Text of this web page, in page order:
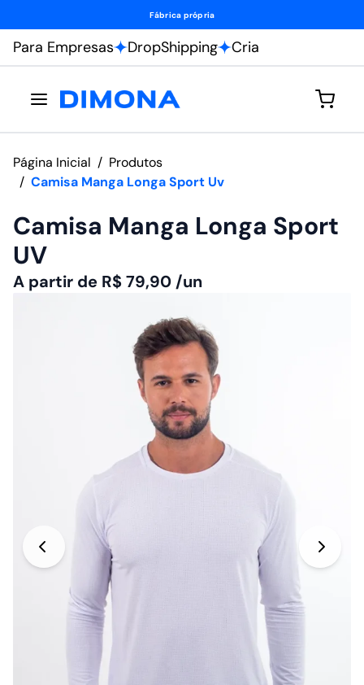
Fábrica própria
Para Empresas DropShipping Cria
Página Inicial / Produtos
/ Camisa Manga Longa Sport Uv
Camisa Manga Longa Sport
UV
A partir de R$79,90 /un